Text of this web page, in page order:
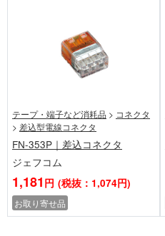
テープ・端子など消耗品 > コネクタ
> 差込型電線コネクタ
FN-353P｜差込コネクタ
ジェフコム
1,181 円 (税抜：1,074円)
お取り寄せ品